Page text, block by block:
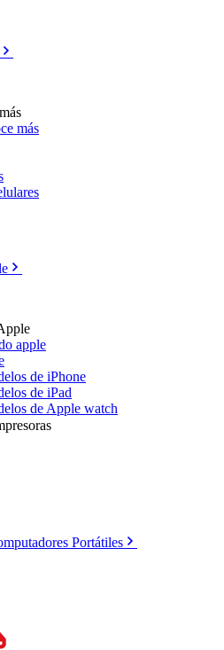
más
apple
de iPhone
de iPad
de Apple watch
Portátiles